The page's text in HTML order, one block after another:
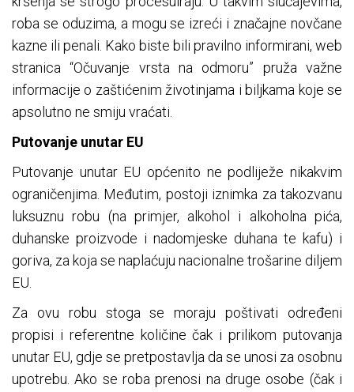
roba se oduzima, a mogu se izreći i značajne novčane
kazne ili penali. Kako biste bili pravilno informirani, web
stranica “Očuvanje vrsta na odmoru” pruža važne
informacije o zaštićenim životinjama i biljkama koje se
apsolutno ne smiju vraćati.
Putovanje unutar EU
Putovanje unutar EU općenito ne podliježe nikakvim
ograničenjima. Međutim, postoji iznimka za takozvanu
luksuznu robu (na primjer, alkohol i alkoholna pića,
duhanske proizvode i nadomjeske duhana te kafu) i
goriva, za koja se naplaćuju nacionalne trošarine diljem
EU.
Za ovu robu stoga se moraju poštivati ​​određeni
propisi i referentne količine čak i prilikom putovanja
unutar EU, gdje se pretpostavlja da se unosi za osobnu
upotrebu. Ako se roba prenosi na druge osobe (čak i